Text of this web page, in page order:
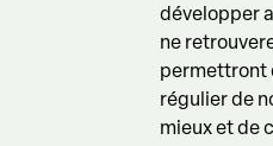
développer
ne
permettront
régulier de
mieux et de